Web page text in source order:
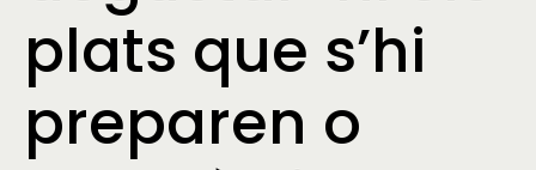
plats que s’hi
preparen o